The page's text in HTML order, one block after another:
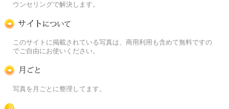
ウンセリングで解決します。
このサイトに掲載されている写真は、商用利用も含めて無料ですの
でご自由にお使いください。
写真を月ごとに整理してます。